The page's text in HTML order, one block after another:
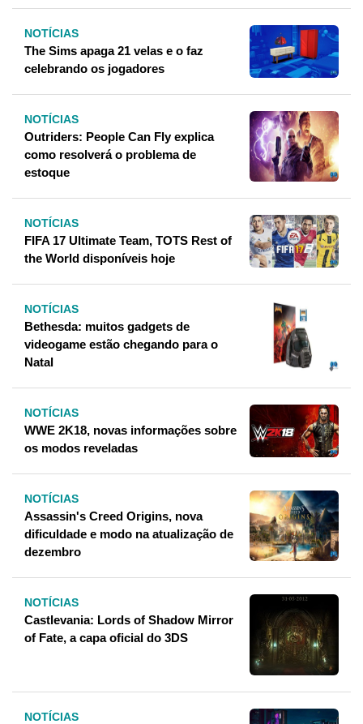
NOTÍCIAS
The Sims apaga 21 velas e o faz
celebrando os jogadores
NOTÍCIAS
Outriders: People Can Fly explica
como resolverá o problema de
estoque
NOTÍCIAS
FIFA 17 Ultimate Team, TOTS Rest of
the World disponíveis hoje
NOTÍCIAS
Bethesda: muitos gadgets de
videogame estão chegando para o
Natal
NOTÍCIAS
WWE 2K18, novas informações sobre
os modos reveladas
NOTÍCIAS
Assassin's Creed Origins, nova
dificuldade e modo na atualização de
dezembro
NOTÍCIAS
Castlevania: Lords of Shadow Mirror
of Fate, a capa oficial do 3DS
NOTÍCIAS